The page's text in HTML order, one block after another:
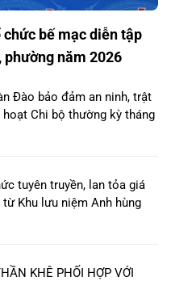
bế mạc diễn tập
phường năm 2026
Đào bảo đảm an ninh, trật
Chi bộ thường kỳ tháng
tuyên truyền, lan tỏa giá
Khu lưu niệm Anh hùng
KHÊ PHỐI HỢP VỚI